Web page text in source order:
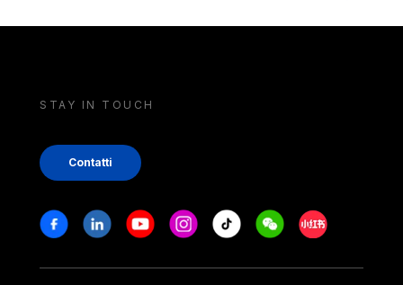
STAY IN TOUCH
Contatti
Stay in touch
FacebookLinkedinYoutubeInstagram
Tiktok WeechatXiaohongshu/